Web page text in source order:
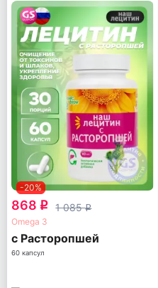
-20%
868 q 1 085q
Omega 3
с Расторопшей
60 капсул